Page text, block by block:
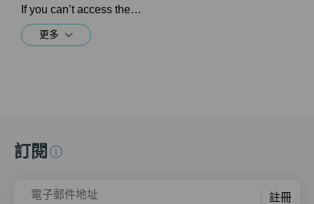
If you can’t access the internet using a cable modem and TP-Link router, follow this video step by step to solve your problem.
更多
訂閱
電子郵件地址 註冊